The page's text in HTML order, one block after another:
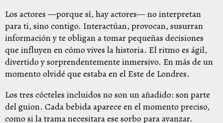
Los actores —porque sí, hay actores— no interpretan
para ti, sino contigo. Interactúan, provocan, susurran
información y te obligan a tomar pequeñas decisiones
que influyen en cómo vives la historia. El ritmo es ágil,
divertido y sorprendentemente inmersivo. En más de un
momento olvidé que estaba en el Este de Londres.
Los tres cócteles incluidos no son un añadido: son parte
del guion. Cada bebida aparece en el momento preciso,
como si la trama necesitara ese sorbo para avanzar.